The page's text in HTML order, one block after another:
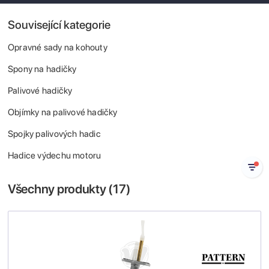
Související kategorie
Opravné sady na kohouty
Spony na hadičky
Palivové hadičky
Objímky na palivové hadičky
Spojky palivových hadic
Hadice výdechu motoru
Všechny produkty (17)